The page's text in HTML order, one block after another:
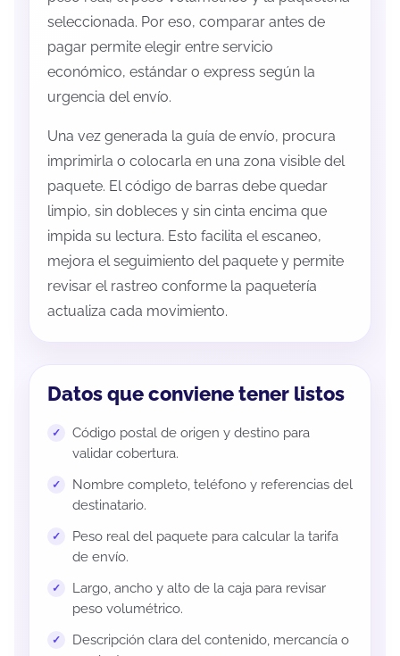
seleccionada. Por eso, comparar antes de
pagar permite elegir entre servicio
económico, estándar o express según la
urgencia del envío.
Una vez generada la guía de envío, procura
imprimirla o colocarla en una zona visible del
paquete. El código de barras debe quedar
limpio, sin dobleces y sin cinta encima que
impida su lectura. Esto facilita el escaneo,
mejora el seguimiento del paquete y permite
revisar el rastreo conforme la paquetería
actualiza cada movimiento.
Datos que conviene tener listos
Código postal de origen y destino para
validar cobertura.
Nombre completo, teléfono y referencias del
destinatario.
Peso real del paquete para calcular la tarifa
de envío.
Largo, ancho y alto de la caja para revisar
peso volumétrico.
Descripción clara del contenido, mercancía o